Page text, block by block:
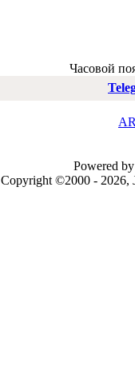
Часовой
Powered
Copyright ©2000 - 2026,